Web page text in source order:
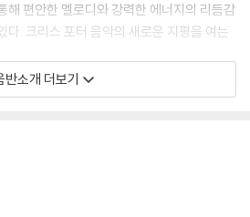
해 편안한 멜로디와 강력한 에너지의 리듬감
다. 크리스 포터 음악의 새로운 지평을 여는
드립니다.
한 재킷 주름, 모서리 눌림, 갈라짐이 발생
)는 디스크와의 접촉으로 인해 갈라질 수
반소개 더보기